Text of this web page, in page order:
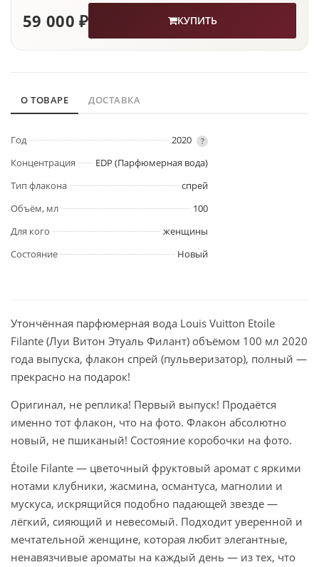
59 000 ₽ КУПИТЬ
О ТОВАРЕ ДОСТАВКА
Год 2020 ?
Концентрация
EDP (Парфюмерная вода)
Тип флакона
спрей
Объём, мл
100
Для кого
женщины
Состояние
Новый
Утончённая парфюмерная вода Louis Vuitton Etoile
Filante (Луи Витон Этуаль Филант) объёмом 100 мл 2020
года выпуска, флакон спрей (пульверизатор), полный —
прекрасно на подарок!
Оригинал, не реплика! Первый выпуск! Продаётся
именно тот флакон, что на фото. Флакон абсолютно
новый, не пшиканый! Состояние коробочки на фото.
Étoile Filante — цветочный фруктовый аромат с яркими
нотами клубники, жасмина, османтуса, магнолии и
мускуса, искрящийся подобно падающей звезде —
лёгкий, сияющий и невесомый. Подходит уверенной и
мечтательной женщине, которая любит элегантные,
ненавязчивые ароматы на каждый день — из тех, что